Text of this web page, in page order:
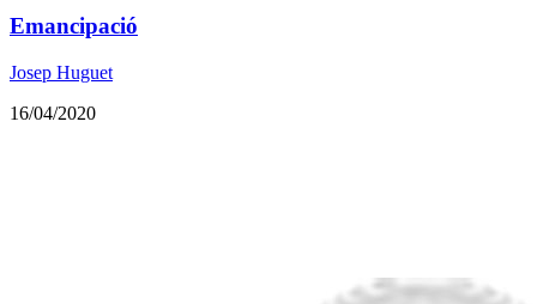
Emancipació
Josep Huguet
16/04/2020